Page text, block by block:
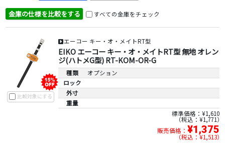
金庫の仕様を比較をする すべての金庫をチェック
比較対象にする
エーコー キー・オ・メイトRT型
EIKO エーコー キー・オ・メイトRT型 無地 オレン
ジ(ハトメG型) RT-KOM-OR-G
種類
オプション
ロック
外寸
重量
標準価格：¥1,610
税込：¥1,771
販売価格： ¥1,375
税込：¥1,513